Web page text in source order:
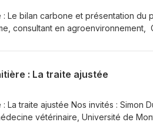
: Le bilan carbone et présentation du
consultant en
: Catherine Larivée Bazinet
canadien pour l’agriculture,
du Québec.
: La traite ajustée
: La traite ajustée Nos invités : Simon
vétérinaire, Université de